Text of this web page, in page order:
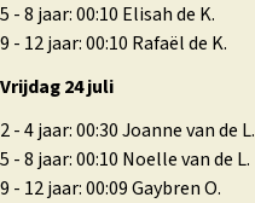
5 - 8 jaar: 00:10 Elisah de K.
9 - 12 jaar: 00:10 Rafaël de K.
Vrijdag 24 juli
2 - 4 jaar: 00:30 Joanne van de L.
5 - 8 jaar: 00:10 Noelle van de L.
9 - 12 jaar: 00:09 Gaybren O.